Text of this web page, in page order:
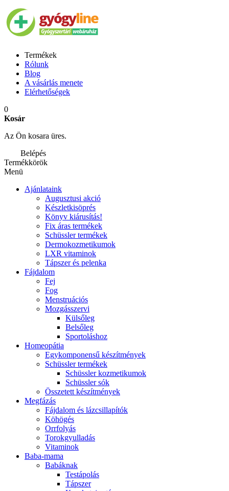
Termékek
Rólunk
Blog
A vásárlás menete
Elérhetőségek
0
Kosár
Az Ön kosara üres.
Belépés
Termékkörök
Menü
Ajánlataink
Augusztusi akció
Készletkisöprés
Könyv kiárusítás!
Fix áras termékek
Schüssler termékek
Dermokozmetikumok
LXR vitaminok
Tápszer és pelenka
Fájdalom
Fej
Fog
Menstruációs
Mozgásszervi
Külsőleg
Belsőleg
Sportoláshoz
Homeopátia
Egykomponensű készítmények
Schüssler termékek
Schüssler kozmetikumok
Schüssler sók
Összetett készítmények
Megfázás
Fájdalom és lázcsillapítók
Köhögés
Orrfolyás
Torokgyulladás
Vitaminok
Baba-mama
Babáknak
Testápolás
Tápszer